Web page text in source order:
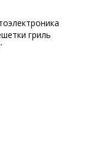
гриль